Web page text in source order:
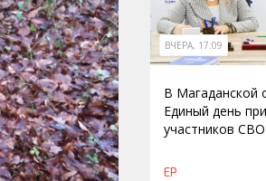
ВЧЕРА, 17:09
В Магаданской
Единый день
участников СВО
ЕР